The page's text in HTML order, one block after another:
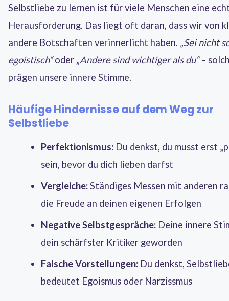
Selbstliebe zu lernen ist für viele Menschen eine
Herausforderung. Das liegt oft daran, dass wir von
andere Botschaften verinnerlicht haben. „Sei nicht
egoistisch“oder „Andere sind wichtiger als du“–
prägen unsere innere Stimme.
Häufige Hindernisse auf dem Weg zur
Selbstliebe
Perfektionismus: Du denkst, du musst erst
sein, bevor du dich lieben darfst
Vergleiche:Ständiges Messen mit anderen
die Freude an deinen eigenen Erfolgen
Negative Selbstgespräche: Deine innere
dein schärfster Kritiker geworden
Falsche Vorstellungen: Du denkst,
bedeutet Egoismus oder Narzissmus